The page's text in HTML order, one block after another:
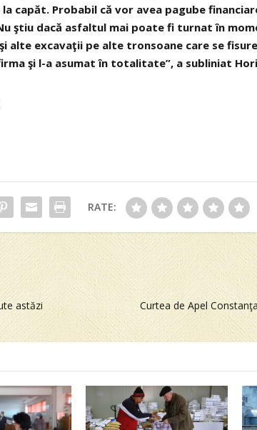
capăt. Probabil că vor avea pagube
ştiu dacă asfaltul mai poate fi turnat în
alte excavaţii pe alte tronsoane care se
şi l-a asumat în totalitate”, a subliniat
RATE:
astăzi
Curtea de Apel